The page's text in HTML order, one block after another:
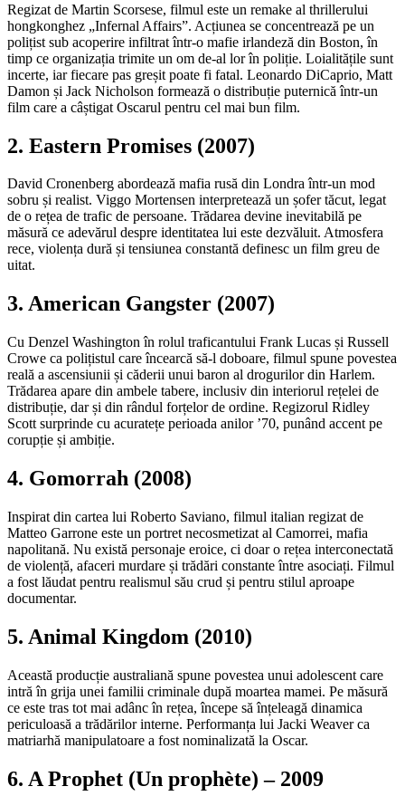
Regizat de Martin Scorsese, filmul este un remake al thrillerului
hongkonghez „Infernal Affairs”. Acțiunea se concentrează pe un
polițist sub acoperire infiltrat într-o mafie irlandeză din Boston, în
timp ce organizația trimite un om de-al lor în poliție. Loialitățile sunt
incerte, iar fiecare pas greșit poate fi fatal. Leonardo DiCaprio, Matt
Damon și Jack Nicholson formează o distribuție puternică într-un
film care a câștigat Oscarul pentru cel mai bun film.
2. Eastern Promises (2007)
David Cronenberg abordează mafia rusă din Londra într-un mod
sobru și realist. Viggo Mortensen interpretează un șofer tăcut, legat
de o rețea de trafic de persoane. Trădarea devine inevitabilă pe
măsură ce adevărul despre identitatea lui este dezvăluit. Atmosfera
rece, violența dură și tensiunea constantă definesc un film greu de
uitat.
3. American Gangster (2007)
Cu Denzel Washington în rolul traficantului Frank Lucas și Russell
Crowe ca polițistul care încearcă să-l doboare, filmul spune povestea
reală a ascensiunii și căderii unui baron al drogurilor din Harlem.
Trădarea apare din ambele tabere, inclusiv din interiorul rețelei de
distribuție, dar și din rândul forțelor de ordine. Regizorul Ridley
Scott surprinde cu acuratețe perioada anilor ’70, punând accent pe
corupție și ambiție.
4. Gomorrah (2008)
Inspirat din cartea lui Roberto Saviano, filmul italian regizat de
Matteo Garrone este un portret necosmetizat al Camorrei, mafia
napolitană. Nu există personaje eroice, ci doar o rețea interconectată
de violență, afaceri murdare și trădări constante între asociați. Filmul
a fost lăudat pentru realismul său crud și pentru stilul aproape
documentar.
5. Animal Kingdom (2010)
Această producție australiană spune povestea unui adolescent care
intră în grija unei familii criminale după moartea mamei. Pe măsură
ce este tras tot mai adânc în rețea, începe să înțeleagă dinamica
periculoasă a trădărilor interne. Performanța lui Jacki Weaver ca
matriarhă manipulatoare a fost nominalizată la Oscar.
6. A Prophet (Un prophète) – 2009